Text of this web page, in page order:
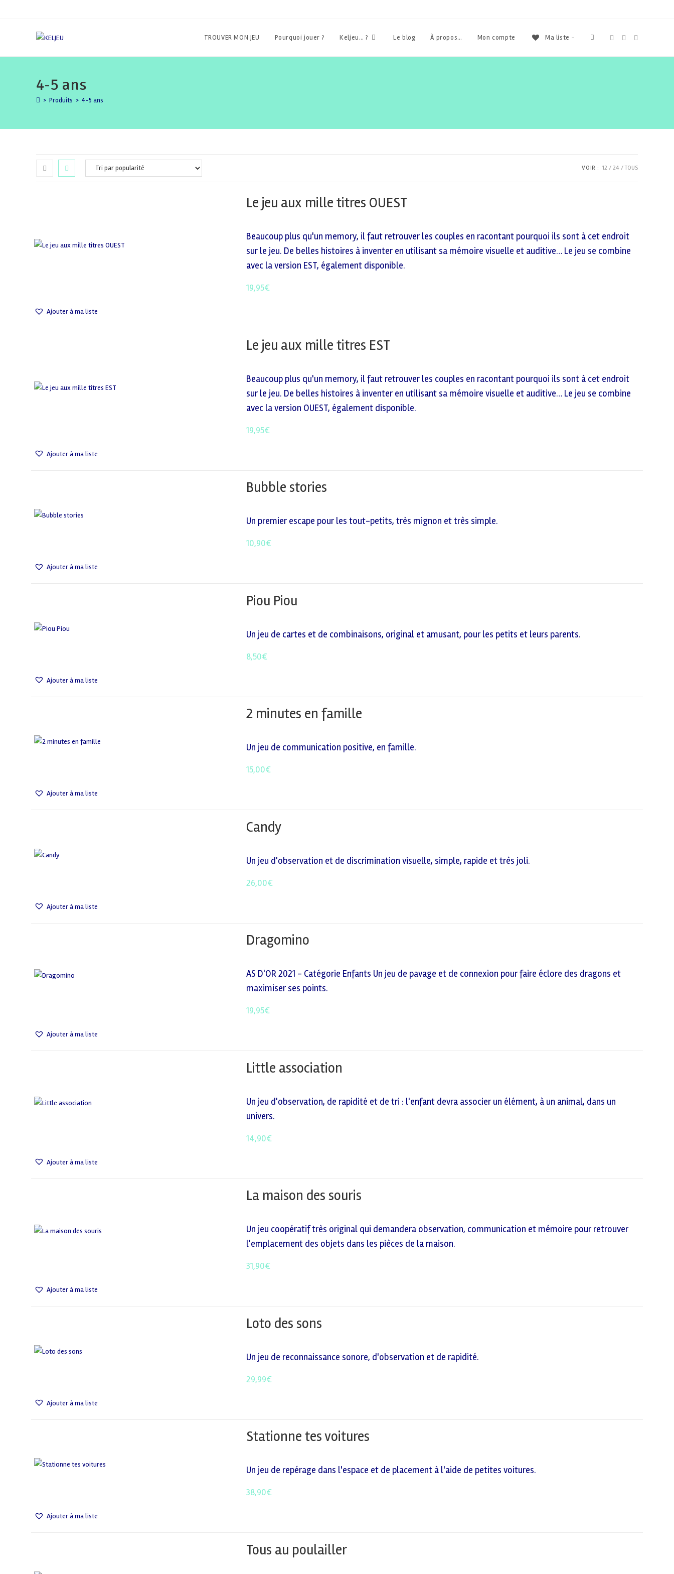
TROUVER MON JEU Pourquoi jouer ? Keljeu… ? Le blog À propos… Mon compte Ma liste - Toggle
4-5 ans
> Produits > 4-5 ans
VOIR : 12 24 TOUS
Le jeu aux mille titres OUEST
Beaucoup plus qu'un memory, il faut retrouver les couples en racontant pourquoi ils sont à cet endroit
sur le jeu. De belles histoires à inventer en utilisant sa mémoire visuelle et auditive… Le jeu se combine
avec la version EST, également disponible.
19,95€
Ajouter à ma liste
Le jeu aux mille titres EST
Beaucoup plus qu'un memory, il faut retrouver les couples en racontant pourquoi ils sont à cet endroit
sur le jeu. De belles histoires à inventer en utilisant sa mémoire visuelle et auditive… Le jeu se combine
avec la version OUEST, également disponible.
19,95€
Ajouter à ma liste
Bubble stories
Un premier escape pour les tout-petits, très mignon et très simple.
10,90€
Ajouter à ma liste
Piou Piou
Un jeu de cartes et de combinaisons, original et amusant, pour les petits et leurs parents.
8,50€
Ajouter à ma liste
2 minutes en famille
Un jeu de communication positive, en famille.
15,00€
Ajouter à ma liste
Candy
Un jeu d'observation et de discrimination visuelle, simple, rapide et très joli.
26,00€
Ajouter à ma liste
Dragomino
AS D'OR 2021 - Catégorie Enfants Un jeu de pavage et de connexion pour faire éclore des dragons et
maximiser ses points.
19,95€
Ajouter à ma liste
Little association
Un jeu d'observation, de rapidité et de tri : l'enfant devra associer un élément, à un animal, dans un
univers.
14,90€
Ajouter à ma liste
La maison des souris
Un jeu coopératif très original qui demandera observation, communication et mémoire pour retrouver
l'emplacement des objets dans les pièces de la maison.
31,90€
Ajouter à ma liste
Loto des sons
Un jeu de reconnaissance sonore, d'observation et de rapidité.
29,99€
Ajouter à ma liste
Stationne tes voitures
Un jeu de repérage dans l'espace et de placement à l'aide de petites voitures.
38,90€
Ajouter à ma liste
Tous au poulailler